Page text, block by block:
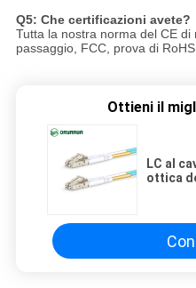
Q5: Che certificazioni avete?
Tutta la nostra norma del CE
passaggio, FCC, prova di
Ottieni il
LC al
ottica